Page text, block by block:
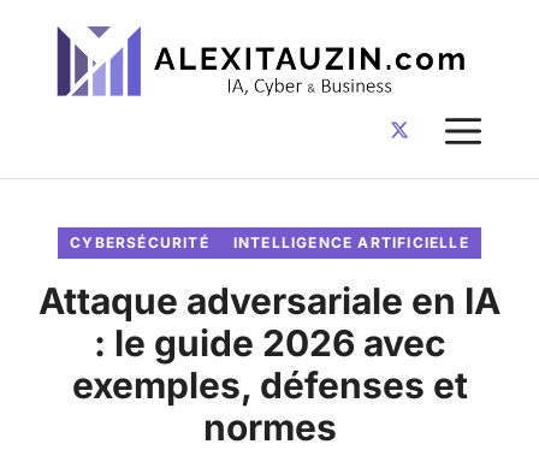
contenu
CYBERSÉCURITÉ INTELLIGENCE ARTIFICIELLE
Attaque adversariale en IA
: le guide 2026 avec
exemples, défenses et
normes